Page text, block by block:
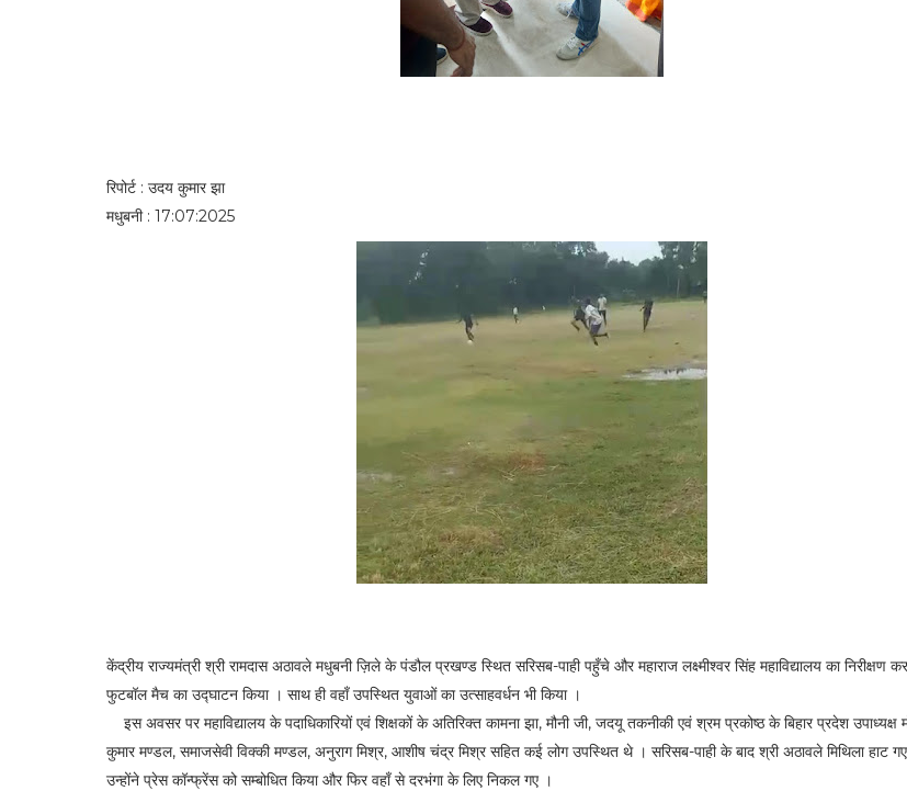
रिपोर्ट : उदय कुमार झा
मधुबनी : 17:07:2025
केंद्रीय राज्यमंत्री श्री रामदास अठावले मधुबनी ज़िले के पंडौल प्रखण्ड स्थित सरिसब-पाही पहुँचे और महाराज लक्ष्मीश्वर सिंह महाविद्यालय का निरीक्षण
फुटबॉल मैच का उद्घाटन किया । साथ ही वहाँ उपस्थित युवाओं का उत्साहवर्धन भी किया ।
इस अवसर पर महाविद्यालय के पदाधिकारियों एवं शिक्षकों के अतिरिक्त कामना झा, मौनी जी, जदयू तकनीकी एवं श्रम प्रकोष्ठ के बिहार प्रदेश उपाध्यक्ष
कुमार मण्डल, समाजसेवी विक्की मण्डल, अनुराग मिश्र, आशीष चंद्र मिश्र सहित कई लोग उपस्थित थे । सरिसब-पाही के बाद श्री अठावले मिथिला हाट
उन्होंने प्रेस कॉन्फ्रेंस को सम्बोधित किया और फिर वहाँ से दरभंगा के लिए निकल गए ।